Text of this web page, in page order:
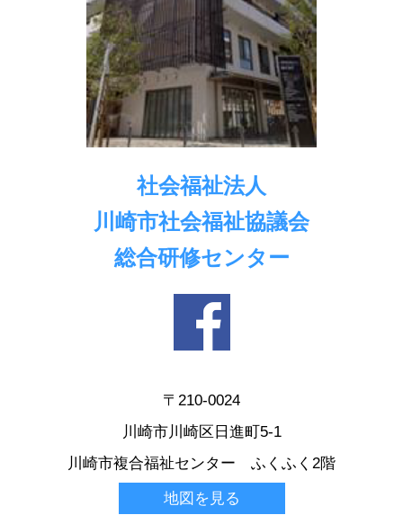
社会福祉法人
川崎市社会福祉協議会
総合研修センター
〒210-0024
川崎市川崎区日進町5-1
川崎市複合福祉センター ふくふく2階
地図を見る